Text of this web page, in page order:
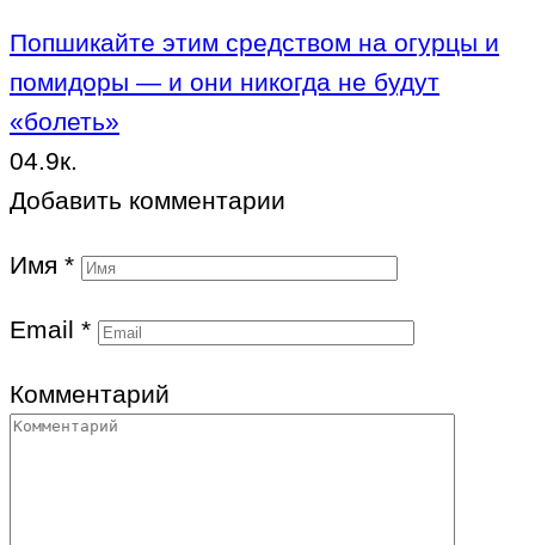
Попшикайте этим средством на огурцы и
помидоры — и они никогда не будут
«болеть»
04.9к.
Добавить комментарии
Имя *
Email *
Комментарий